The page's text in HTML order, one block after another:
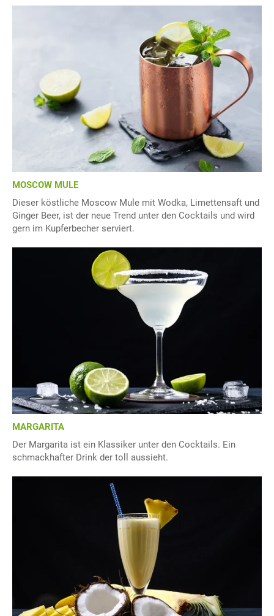
MOSCOW MULE
Dieser köstliche Moscow Mule mit Wodka, Limettensaft und
Ginger Beer, ist der neue Trend unter den Cocktails und wird
gern im Kupferbecher serviert.
MARGARITA
Der Margarita ist ein Klassiker unter den Cocktails. Ein
schmackhafter Drink der toll aussieht.